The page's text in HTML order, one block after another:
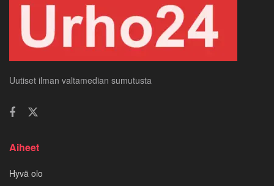
Uutiset ilman valtamedian sumutusta
Aiheet
Hyvä olo